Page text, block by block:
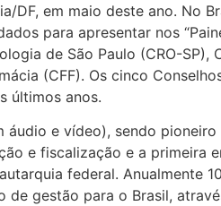
DF, em maio deste ano. No
para apresentar nos
de São Paulo (CRO-
(CFF). Os cinco
últimos anos.
e vídeo), sendo
e fiscalização e a primeira
federal. Anualmente
de gestão para o Brasil,